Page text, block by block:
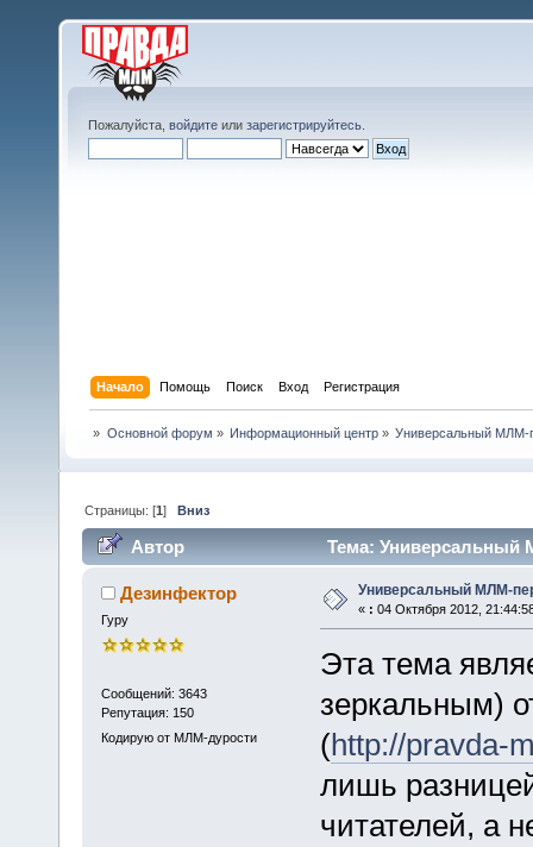
Пожалуйста, войдите или зарегистрируйтесь
Начало Помощь Поиск Вход Регистрация
» Основной форум » Информационный центр» Универсальный МЛМ-
Страницы: [1]Вниз
Автор Тема: Универсальный
Дезинфектор
Гуру
Сообщений: 3643
Репутация: 150
Кодирую от МЛМ-дурости
Универсальный МЛМ-
« : 04 Октября 2012,
Эта тема
зеркальным)
(http://pravda-
лишь
читателей, а